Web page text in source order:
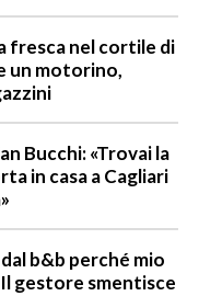
fresca nel cortile di
un motorino,
Bucchi: «Trovai la
in casa a Cagliari
b&b perché mio
gestore smentisce